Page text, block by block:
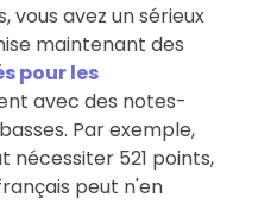
vous avez un sérieux
maintenant des
pour les
avec des notes-
Par exemple,
nécessiter 521 points,
peut n'en